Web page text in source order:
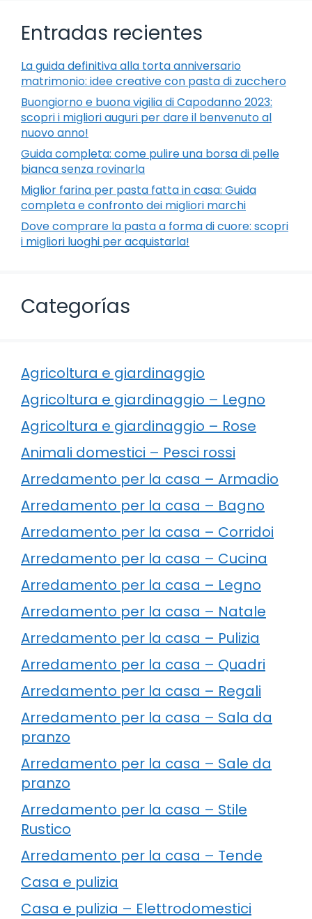
Entradas recientes
La guida definitiva alla torta anniversario
matrimonio: idee creative con pasta di zucchero
Buongiorno e buona vigilia di Capodanno 2023:
scopri i migliori auguri per dare il benvenuto al
nuovo anno!
Guida completa: come pulire una borsa di pelle
bianca senza rovinarla
Miglior farina per pasta fatta in casa: Guida
completa e confronto dei migliori marchi
Dove comprare la pasta a forma di cuore: scopri
i migliori luoghi per acquistarla!
Categorías
Agricoltura e giardinaggio
Agricoltura e giardinaggio – Legno
Agricoltura e giardinaggio – Rose
Animali domestici – Pesci rossi
Arredamento per la casa – Armadio
Arredamento per la casa – Bagno
Arredamento per la casa – Corridoi
Arredamento per la casa – Cucina
Arredamento per la casa – Legno
Arredamento per la casa – Natale
Arredamento per la casa – Pulizia
Arredamento per la casa – Quadri
Arredamento per la casa – Regali
Arredamento per la casa – Sala da
pranzo
Arredamento per la casa – Sale da
pranzo
Arredamento per la casa – Stile
Rustico
Arredamento per la casa – Tende
Casa e pulizia
Casa e pulizia – Elettrodomestici